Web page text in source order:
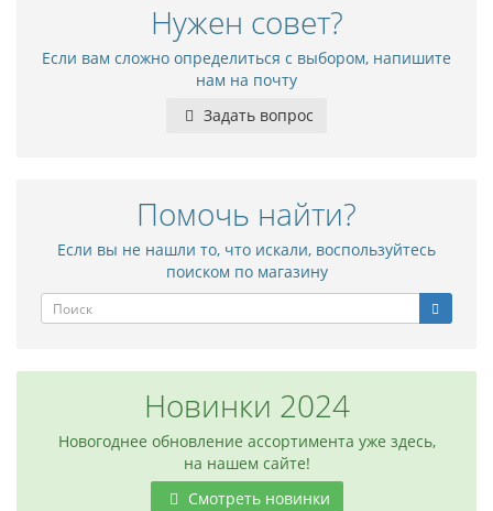
Нужен совет?
Если вам сложно определиться с выбором, напишите
нам на почту
Задать вопрос
Помочь найти?
Если вы не нашли то, что искали, воспользуйтесь
поиском по магазину
Новинки 2024
Новогоднее обновление ассортимента уже здесь,
на нашем сайте!
Смотреть новинки